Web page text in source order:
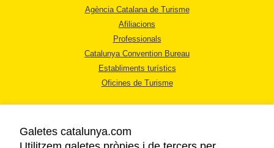
Agència Catalana de Turisme
Afiliacions
Professionals
Catalunya Convention Bureau
Establiments turístics
Oficines de Turisme
Galetes catalunya.com